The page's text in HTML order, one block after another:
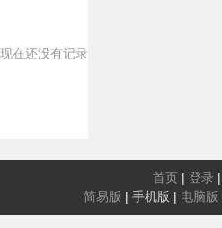
现在还没有记录
首页 | 登录 |
简易版 | 手机版 | 电脑版